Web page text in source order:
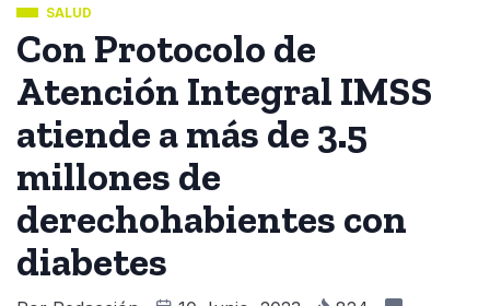
SALUD
Con Protocolo de
Atención Integral IMSS
atiende a más de 3.5
millones de
derechohabientes con
diabetes